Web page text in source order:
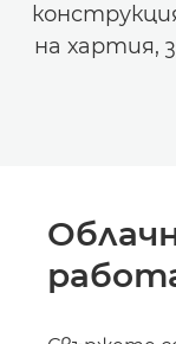
на хартия,